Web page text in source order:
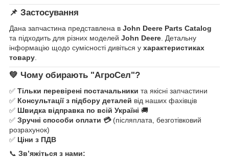
📌 Застосування
Дана запчастина представлена в John Deere Parts Catalog
та підходить для різних моделей John Deere . Детальну
інформацію щодо сумісності дивіться у характеристиках
товару
💚 Чому обирають "АгроСел"?
✅ Тільки перевірені постачальники та якісні запчастини
✅ Консультації з підбору деталей від наших фахівців
✅ Швидка відправка по всій Україні 🚚
✅ Зручні способи оплати 💳(післяплата, безготівковий
розрахунок)
✅ Ціни з ПДВ
📞 Зв’яжіться з нами: